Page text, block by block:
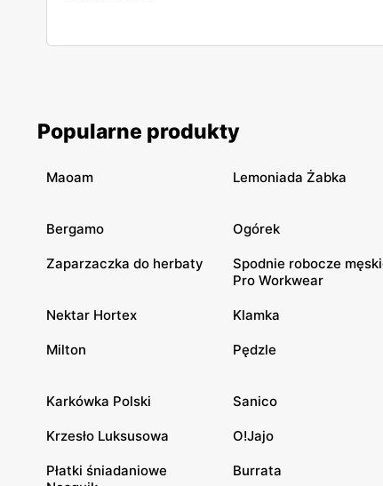
Popularne produkty
Maoam Lemoniada Żabka
Bergamo Ogórek
Zaparzaczka do herbaty
Spodnie robocze
Pro Workwear
Nektar Hortex Klamka
Milton Pędzle
Karkówka Polski Sanico
Krzesło Luksusowa O!Jajo
Płatki śniadaniowe
Burrata